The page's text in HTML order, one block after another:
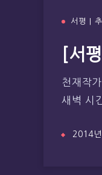
서평 |
[서
천재작
새벽 시
2014